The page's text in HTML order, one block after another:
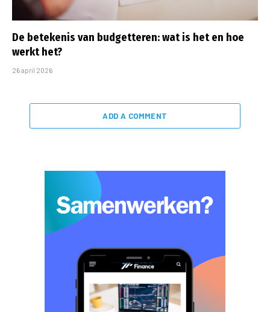
De betekenis van budgetteren: wat is het en hoe
werkt het?
26 april 2026
ADD A COMMENT